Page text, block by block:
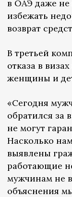
в ОАЭ даже
избежать
возврат
В третьей
отказа в
женщины и
«Сегодня
обратился за
не могут
Насколько
выявлены
работающие
мужчинам не
объяснения